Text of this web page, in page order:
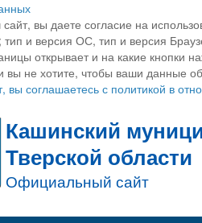
вы даете согласие на
и версия ОС, тип и версия
открывает и на какие кнопки
вы не хотите, чтобы ваши данные
вы соглашаетесь с политикой в